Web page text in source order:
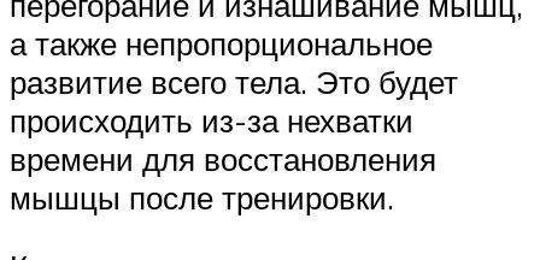
а также непропорциональное
развитие всего тела. Это будет
происходить из-за нехватки
времени для восстановления
мышцы после тренировки.